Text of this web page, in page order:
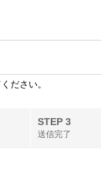
ださい。
STEP 3
送信完了